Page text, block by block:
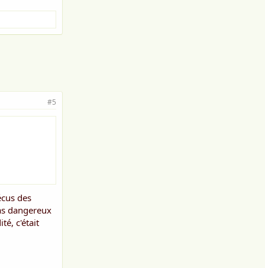
#5
des
dangereux
c'était